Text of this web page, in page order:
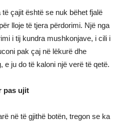
çajit është se nuk bëhet fjalë
lloje të tjera përdorimi. Një nga
i tij kundra mushkonjave, i cili i
pak çaj në lëkurë dhe
e ju do të kaloni një verë të qetë.
pas ujit
në të gjithë botën, tregon se ka